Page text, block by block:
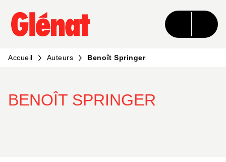
MENU RECHERCHE CONTENU
PIED DE PAGE
Accueil Auteurs Benoît Springer
BENOÎT SPRINGER